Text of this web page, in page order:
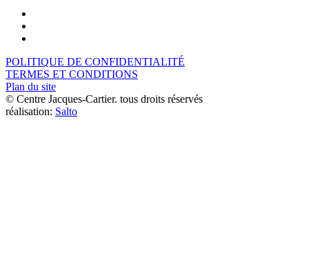
POLITIQUE DE CONFIDENTIALITÉ
TERMES ET CONDITIONS
Plan du site
© Centre Jacques-Cartier. tous droits réservés
réalisation: Salto